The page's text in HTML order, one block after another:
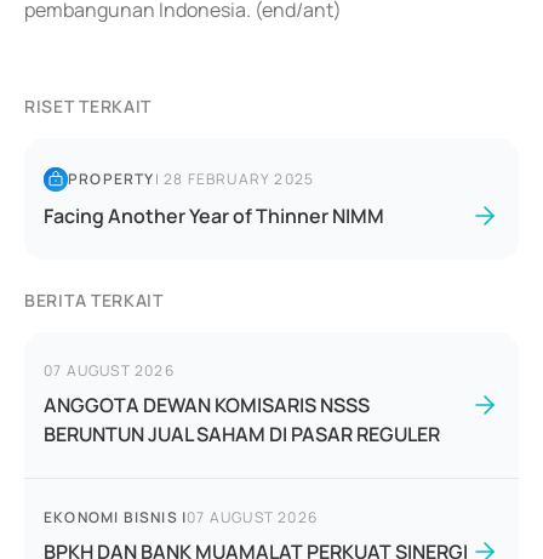
pembangunan Indonesia. (end/ant)
RISET TERKAIT
PROPERTY|28 FEBRUARY 2025
Facing Another Year of Thinner NIMM
BERITA TERKAIT
07 AUGUST 2026
ANGGOTA DEWAN KOMISARIS NSSS
BERUNTUN JUAL SAHAM DI PASAR REGULER
EKONOMI BISNIS |07 AUGUST 2026
BPKH DAN BANK MUAMALAT PERKUAT SINERGI